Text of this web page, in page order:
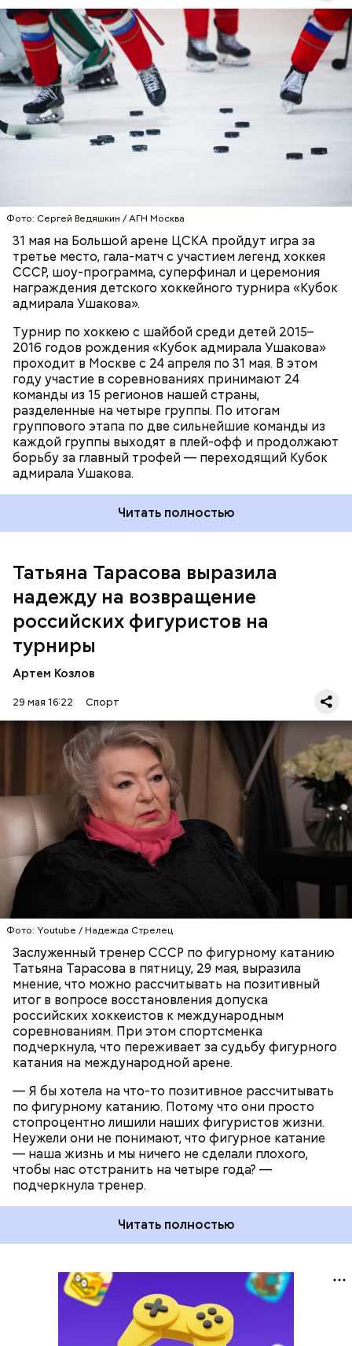
Фото: Сергей Ведяшкин / АГН Москва
31 мая на Большой арене ЦСКА пройдут игра за
третье место, гала-матч с участием легенд хоккея
СССР, шоу-программа, суперфинал и церемония
награждения детского хоккейного турнира «Кубок
адмирала Ушакова».
Турнир по хоккею с шайбой среди детей 2015–
2016 годов рождения «Кубок адмирала Ушакова»
проходит в Москве с 24 апреля по 31 мая. В этом
году участие в соревнованиях принимают 24
команды из 15 регионов нашей страны,
разделeнные на четыре группы. По итогам
группового этапа по две сильнейшие команды из
каждой группы выходят в плей-офф и продолжают
борьбу за главный трофей — переходящий Кубок
адмирала Ушакова.
— Кубок адмирала Ушакова объединяет команды
из разных регионов страны. Турнир выстроен как
статуса команды. Здесь важны не громкие
названия, а уровень игры, характер и желание
расти. Именно такой подход делает соревнования
доступными, конкурентными и по-настоящему
значимыми для участников, — отметили
организаторы турнира.
Читать полностью
ХОККЕЙ ДЕТИ
Татьяна Тарасова выразила
надежду на возвращение
российских фигуристов на
турниры
Артем Козлов
29 мая 16:22 Спорт
Фото: Youtube / Надежда Стрелец
Заслуженный тренер СССР по фигурному катанию
Татьяна Тарасова в пятницу, 29 мая, выразила
мнение, что можно рассчитывать на позитивный
итог в вопросе восстановления допуска
российских хоккеистов к международным
соревнованиям. При этом спортсменка
подчеркнула, что переживает за судьбу фигурного
катания на международной арене.
— Я бы хотела на что-то позитивное рассчитывать
по фигурному катанию. Потому что они просто
стопроцентно лишили наших фигуристов жизни.
Неужели они не понимают, что фигурное катание
— наша жизнь и мы ничего не сделали плохого,
чтобы нас отстранить на четыре года? —
подчеркнула тренер.
Она добавила, что российским спортсменам
остается только «ждать и надеяться», передает
РИА Новости
28 мая министр спорта России Михаил Дегтярев
сообщил, что дисциплинарный совет
Международной федерации хоккеяаннулировал
решение о недопускероссийских спортсменов к
соревнованиям в сезоне-2026/27. Он уточнил, что в
представленных организацией аргументах и
продления отстранения хоккеистов страны по
якобы соображениям безопасности.
Читать полностью
ХОККЕЙ
ФИГУРНОЕ КАТАНИЕ
ТАТЬЯНА ТАРАСОВА
ТРЕНЕРЫ